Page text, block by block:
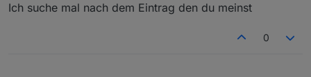
Ich suche mal nach dem Eintrag den du meinst
0